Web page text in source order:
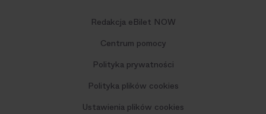
Redakcja eBilet NOW
Centrum pomocy
Polityka prywatności
Polityka plików cookies
Ustawienia plików cookies